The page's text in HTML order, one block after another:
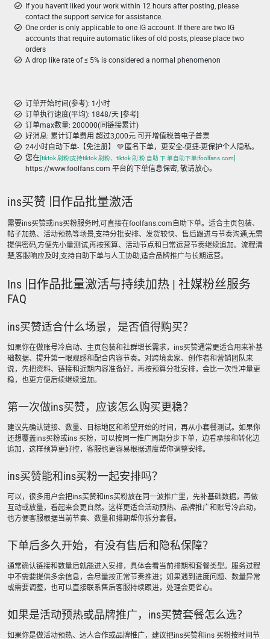
If you haven't liked your work within 12 hours after posting, please
contact the support service for assistance.
One order is only applicable to one IG account. If there are two IG
accounts that require automatic likes of old posts, please place two
orders
A drop like rate of ≤ 5% is considered a normal phenomenon
订单开始时间(参考): 1小时
订单执行速度(平均): 1848/天 [参考]
订单max数量: 200000(同链接累计)
好消息: 累计订单费用 超过3,000元 可开增值税普电子普票
24小时自动下单-【免注册】 💚 匿名下单，更安全-便捷-更保护个人隐私。
您在[tiktok 刷粉|支持tiktok 刷粉、tiktok 刷 粉 自助 下 单自助下单|foolfans.com]
https://www.foolfans.com 平台的下单信息保密, 敬请放心。
ins买赞 旧作品批量激活
需要ins买赞或ins买粉服务时,可直接在foolfans.com自助下单。适合主页包装、
帖子加热、活动预热等场景,支持分批安排、发货较快、售后跟进与节奏沟通,无需
提供密码,方便先小量测试,再按预算、活动节点和日常运营节奏继续追加。流程清
楚,客服响应及时,支持自助下单与人工协助,适合品牌推广与长期运营。
Ins 旧作品批量激活与持续加热 | 社媒粉丝服务
FAQ
ins买赞适合什么场景，是否值得购买？
如果你在做账号冷启动、主页包装和社群增长需求，ins买赞通常更适合用来补基
础数据、提升第一眼观感和配合内容节奏。对跨境卖家、创作者和营销团队来
说，先把资料、链接和近期内容准备好，再按预算分批安排，会比一次性冲量更
稳，也更方便后续继续追加。
第一次做ins买赞，应该怎么购买更稳？
建议先确认链接、数量、目标地区和希望开始的时间，再从小套餐测试。如果你
还想覆盖ins买粉或ins 买粉，可以按同一推广周期分步下单，边看承接和转化边
追加，这样预算更好控，客服也更容易根据进度帮你调整安排。
ins买赞能和ins买粉一起安排吗？
可以，很多用户会把ins买赞和ins买粉放在同一波推广里，先补基础数据，再做
互动或放量，看起来会更自然。这样更适合活动预热、品牌推广和账号冷启动，
也方便客服根据当前节奏、数量和排期帮你拆分套餐。
下单后多久开始，有没有售后和隐私保障？
通常确认链接和数量后就能进入安排，具体会看当前排期和套餐类型。服务过程
中不需要提供多余信息，会尽量按正常节奏推进；如果遇到进度问题、数量异常
或需要调整，也可以直接联系售后客服持续跟进，处理会更省心。
如果是活动预热或品牌推广，ins买赞套餐怎么选？
如果你是做活动预热、达人合作或品牌推广，建议把ins买赞和ins 买粉按时间节